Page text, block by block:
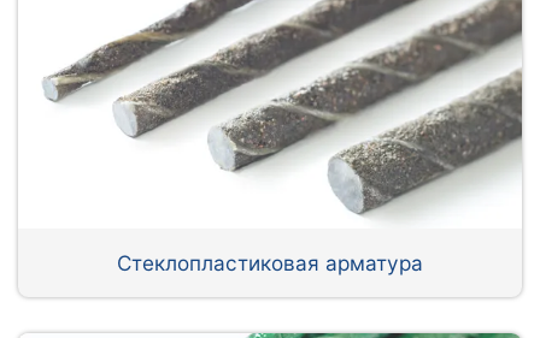
Стеклопластиковая арматура